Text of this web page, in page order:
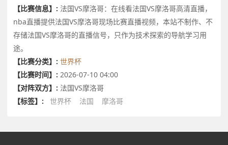
【比赛信息】: 法国VS摩洛哥：在线看法国VS摩洛哥高清直播，
nba直播提供法国VS摩洛哥现场比赛直播视频，本站不制作、不
存储法国VS摩洛哥的直播信号，只作为技术探索的导航学习用
途。
【比赛分类】: 世界杯
【比赛时间】: 2026-07-10 04:00
【对阵双方】: 法国VS摩洛哥
【标签】:
世界杯 法国 摩洛哥